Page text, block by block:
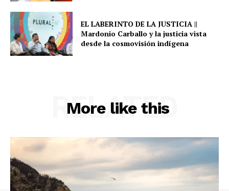
EL LABERINTO DE LA JUSTICIA ||
Mardonio Carballo y la justicia vista
desde la cosmovisión indígena
More like this
RELATED